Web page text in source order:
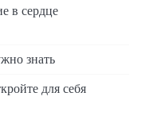
в сердце
знать
для себя